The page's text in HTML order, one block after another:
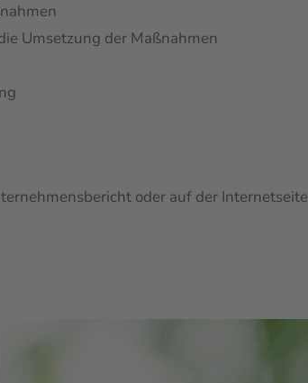
Umsetzung der Maßnahmen
oder auf der Internetseite